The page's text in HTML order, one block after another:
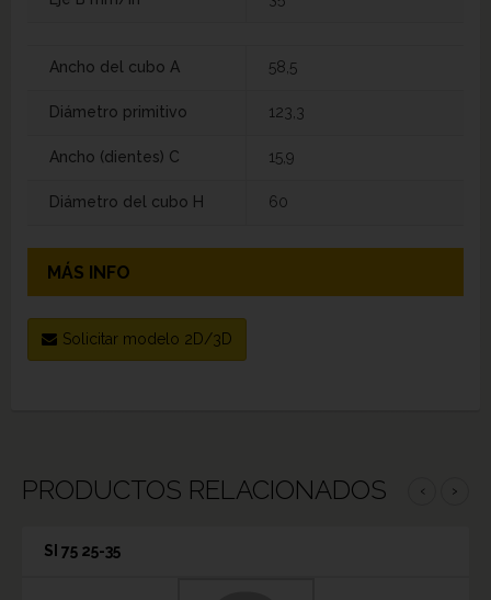
Ancho del cubo A 58,5
Diámetro primitivo 123,3
Ancho (dientes) C 15,9
Diámetro del cubo H 60
MÁS INFO
Solicitar modelo 2D/3D
PRODUCTOS RELACIONADOS ‹ ›
SI 75 25-35